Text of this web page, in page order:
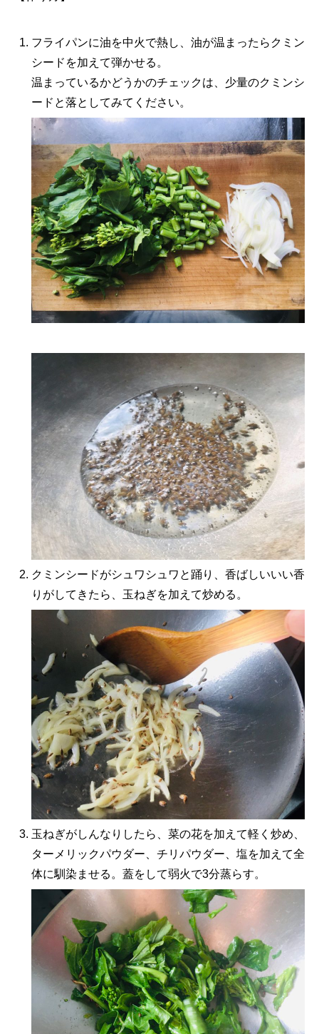
フライパンに油を中火で熱し、油が温まったらクミン
シードを加えて弾かせる。
温まっているかどうかのチェックは、少量のクミンシ
ードと落としてみてください。
クミンシードがシュワシュワと踊り、香ばしいいい香
りがしてきたら、玉ねぎを加えて炒める。
玉ねぎがしんなりしたら、菜の花を加えて軽く炒め、
ターメリックパウダー、チリパウダー、塩を加えて全
体に馴染ませる。蓋をして弱火で3分蒸らす。